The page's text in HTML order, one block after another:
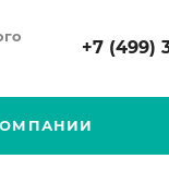
+7 (499)